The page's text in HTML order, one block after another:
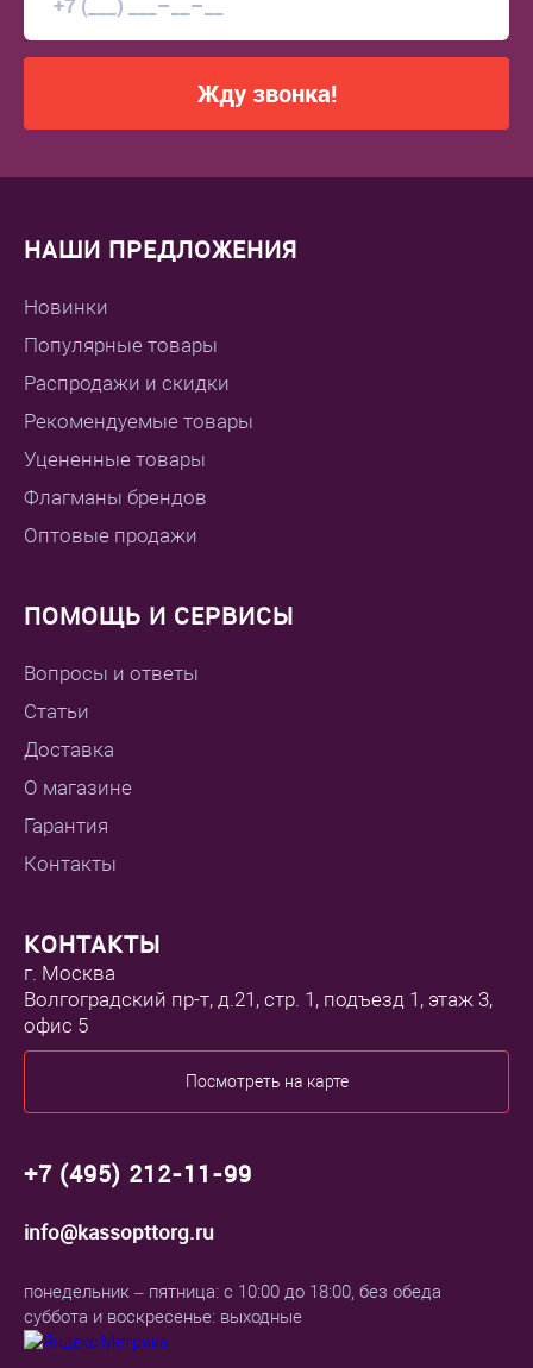
Жду звонка!
НАШИ ПРЕДЛОЖЕНИЯ
Новинки
Популярные товары
Распродажи и скидки
Рекомендуемые товары
Уцененные товары
Флагманы брендов
Оптовые продажи
ПОМОЩЬ И СЕРВИСЫ
Вопросы и ответы
Статьи
Доставка
О магазине
Гарантия
Контакты
КОНТАКТЫ
г. Москва
Волгоградский пр-т, д.21, стр. 1, подъезд 1, этаж 3,
офис 5
Посмотреть на карте
+7 (495) 212-11-99
info@kassopttorg.ru
понедельник – пятница: с 10:00 до 18:00, без обеда
суббота и воскресенье: выходные